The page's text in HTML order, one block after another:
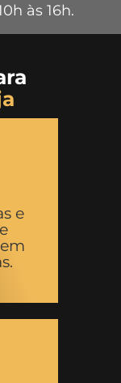
às 16h.
e